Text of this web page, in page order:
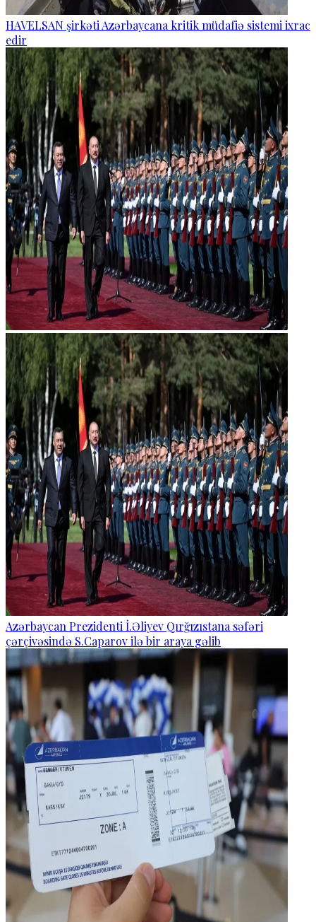
HAVELSAN şirkəti Azərbaycana kritik müdafiə sistemi ixrac
edir
Azərbaycan Prezidenti İ.Əliyev Qırğızıstana səfəri
çərçivəsində S.Caparov ilə bir araya gəlib